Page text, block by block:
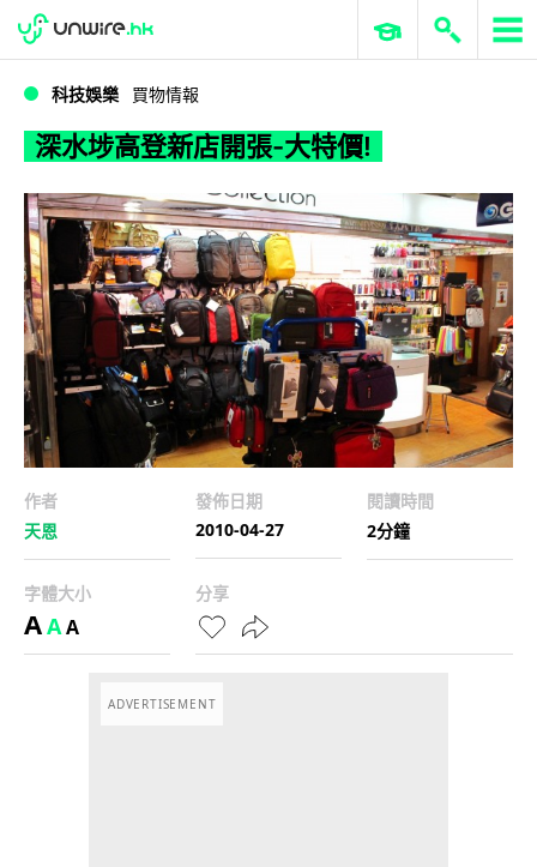
深水埗高登新店開張-大特價!
WWDC 2026 ERP 與商業 AI
科技娛樂 買物情報
深水埗高登新店開張-大特價!
作者
天恩
發佈日期
2010-04-27
閱讀時間
2分鐘
字體大小
AAA
分享
ADVERTISEMENT